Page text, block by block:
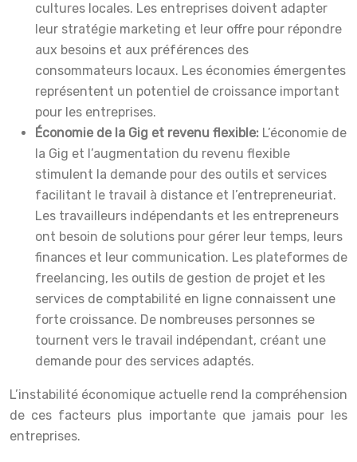
cultures locales. Les entreprises doivent adapter
leur stratégie marketing et leur offre pour répondre
aux besoins et aux préférences des
consommateurs locaux. Les économies émergentes
représentent un potentiel de croissance important
pour les entreprises.
Économie de la Gig et revenu flexible: L’économie de
la Gig et l’augmentation du revenu flexible
stimulent la demande pour des outils et services
facilitant le travail à distance et l’entrepreneuriat.
Les travailleurs indépendants et les entrepreneurs
ont besoin de solutions pour gérer leur temps, leurs
finances et leur communication. Les plateformes de
freelancing, les outils de gestion de projet et les
services de comptabilité en ligne connaissent une
forte croissance. De nombreuses personnes se
tournent vers le travail indépendant, créant une
demande pour des services adaptés.
L’instabilité économique actuelle rend la compréhension
de ces facteurs plus importante que jamais pour les
entreprises.